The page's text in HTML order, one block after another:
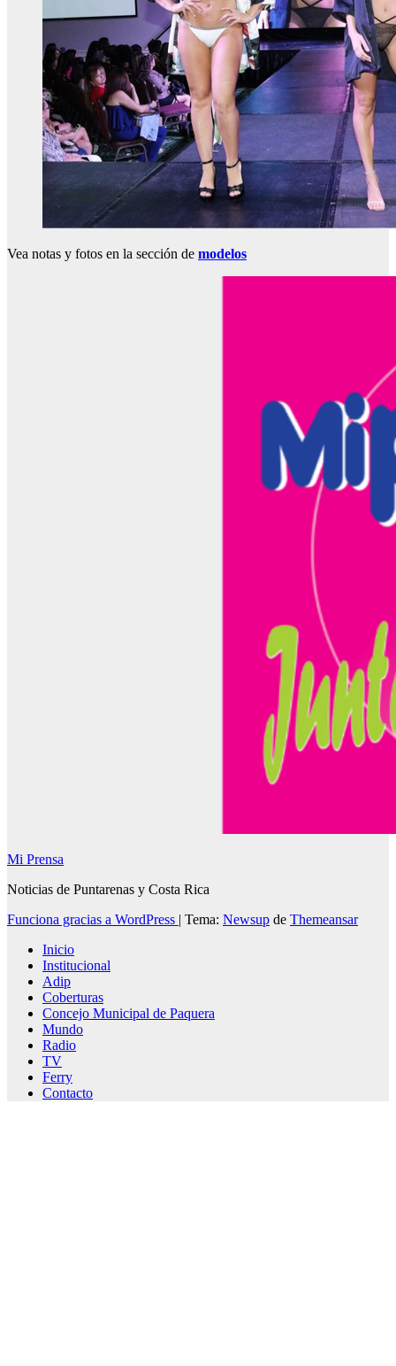
Vea notas y fotos en la sección de modelos
Mi Prensa
Noticias de Puntarenas y Costa Rica
Funciona gracias a WordPress | Tema: Newsup de Themeansar
Inicio
Institucional
Adip
Coberturas
Concejo Municipal de Paquera
Mundo
Radio
TV
Ferry
Contacto